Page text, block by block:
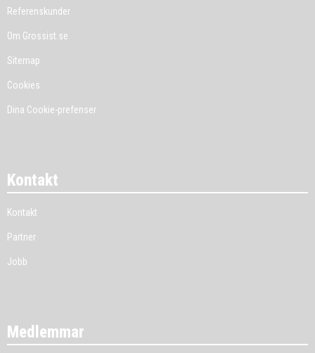
Referenskunder
Om Grossist.se
Sitemap
Cookies
Dina Cookie-prefenser
Kontakt
Kontakt
Partner
Jobb
Medlemmar